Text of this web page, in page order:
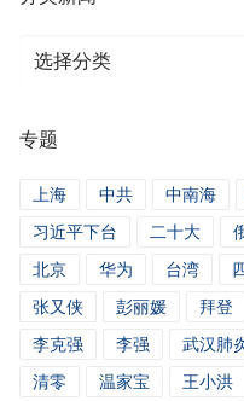
分
闻
专题
上海 中共 中南海
习近平下台
二十大
北京
华为 台湾
张又侠
彭丽媛 拜登
李克强
李强 武汉肺
清零
温家宝 王小洪